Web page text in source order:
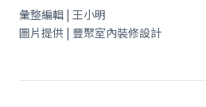
彙整編輯 | 王小明
圖片提供 | 豐聚室內裝修設計